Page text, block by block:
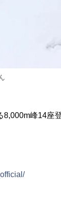
峰14座